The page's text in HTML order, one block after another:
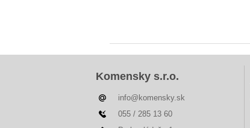
Komensky s.r.o.
info@komensky.sk
055 / 285 13 60